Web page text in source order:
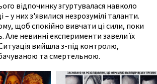
відпочинку згуртувалася навколо
– у них з'явилися незрозумілі таланти.
щоб спокійно вивчати ці сили, поки
Але невинні експерименти завели їх
вийшла з-під контролю,
та смертельною.